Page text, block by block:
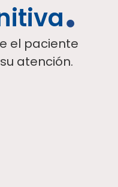
el paciente
atención.